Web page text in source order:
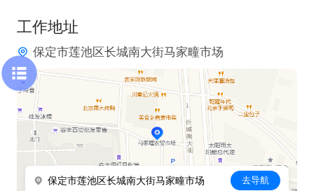
工作地址
保定市莲池区长城南大街马家疃市场
保定市莲池区长城南大街马家疃市场 去导航